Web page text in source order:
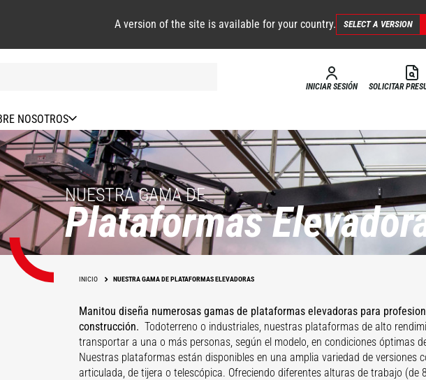
A version of the site is available for your country. SELECT A VERSION
INICIAR SESIÓN SOLICITAR
NOSOTROS
NUESTRA GAMA DE
Plataformas
INICIO NUESTRA GAMA DE PLATAFORMAS ELEVADORAS
Manitou diseña numerosas gamas de plataformas elevadoras para
construcción. Todoterreno o industriales, nuestras plataformas de alto
transportar a una o más personas, según el modelo, en condiciones óptimas
Nuestras plataformas están disponibles en una amplia variedad de versiones
articulada, de tijera o telescópica. Ofreciendo diferentes alturas de trabajo (de